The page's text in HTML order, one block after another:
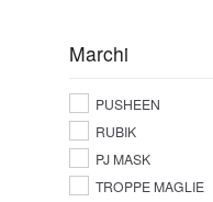
Marchi
PUSHEEN
RUBIK
PJ MASK
TROPPE MAGLIE